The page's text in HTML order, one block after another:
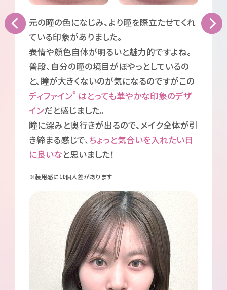
元の瞳の色になじみ、より瞳を際立たせてくれ
ている印象がありました。
表情や顔色自体が明るいと魅力的ですよね。
普段、自分の瞳の境目がぼやっとしているの
と、瞳が大きくないのが気になるのですがこの
ディファイン® はとっても華やかな印象のデザ
インだと感じました。
瞳に深みと奥行きが出るので、メイク全体が引
き締まる感じで、ちょっと気合いを入れたい日
に良いなと思いました！
※装用感には個人差があります